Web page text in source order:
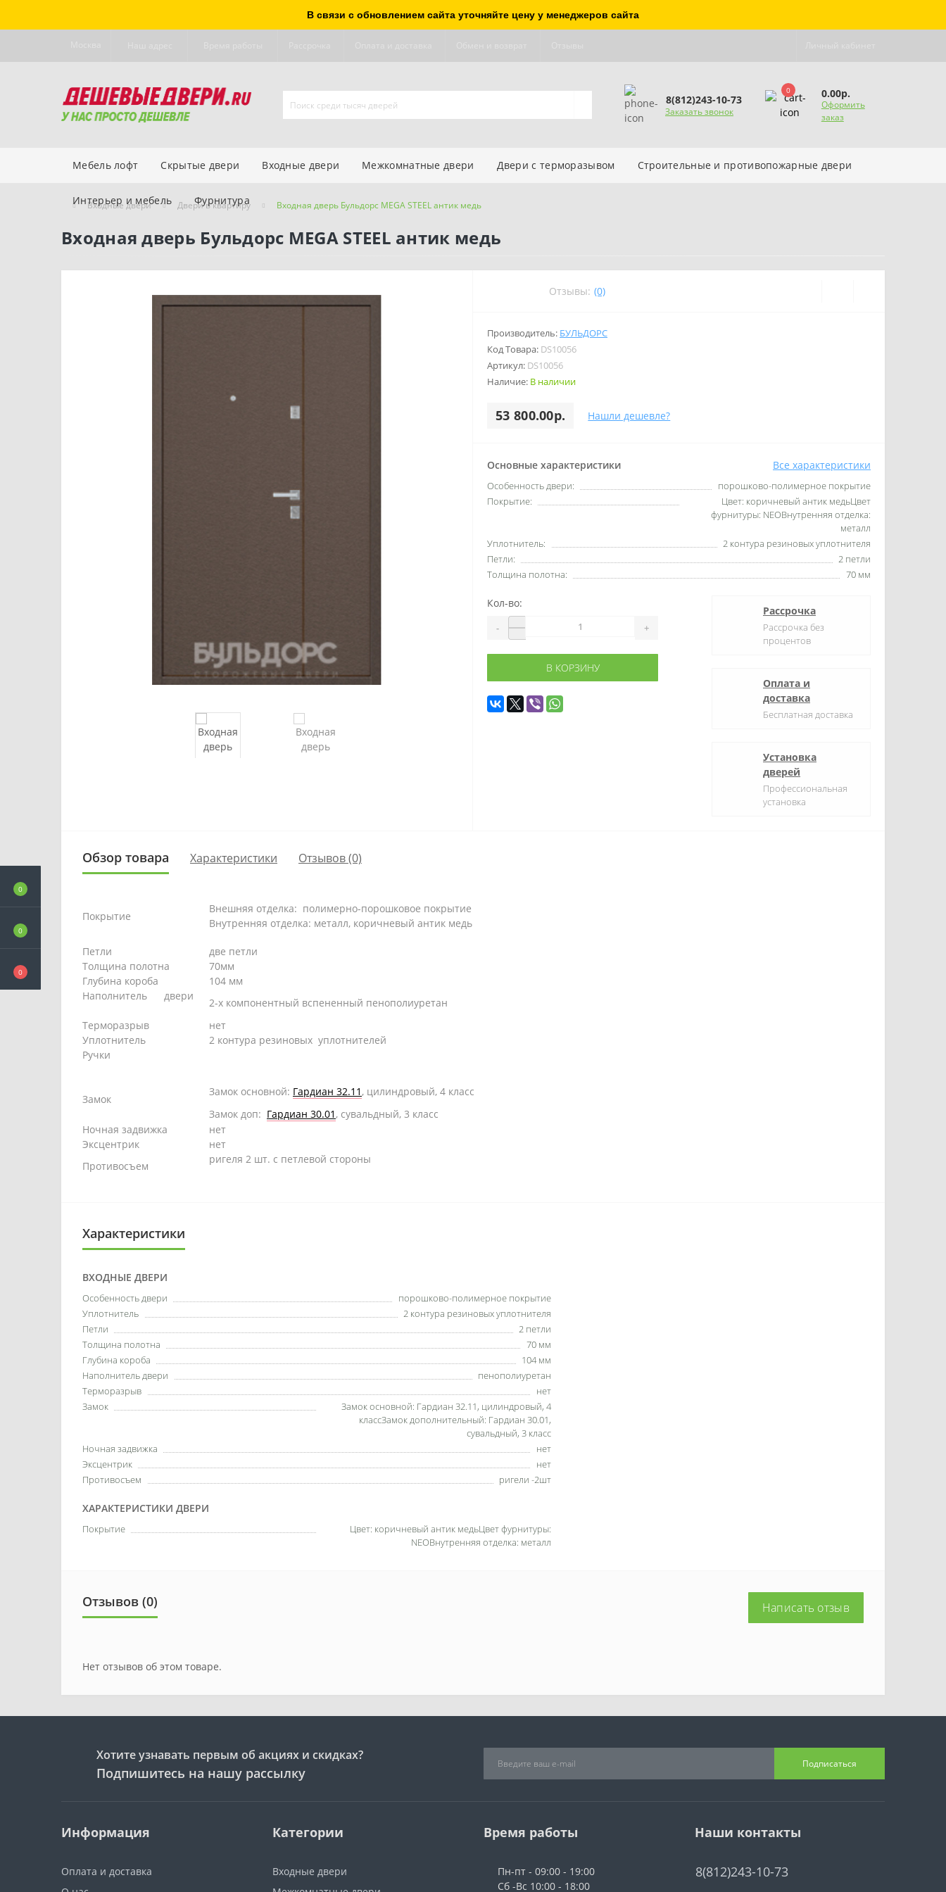
В связи с обновлением сайта уточняйте цену у менеджеров сайта
0
0
0
8(812)243-10-73
Заказать звонок
0 0.00р.
Оформить
заказ
Мебель лофт Скрытые двери Входные двери Межкомнатные двери Двери с терморазывом Строительные и противопожарные двери
Интерьер и мебель Фурнитура
Входные двери Двери в квартиру Входная дверь Бульдорс MEGA STEEL антик медь
Входная дверь Бульдорс MEGA STEEL антик медь
Отзывы: (0)
Производитель: БУЛЬДОРС
Код Товара: DS10056
Артикул: DS10056
Наличие: В наличии
53 800.00р. Нашли дешевле?
Основные характеристики Все характеристики
Особенность двери:
порошково-полимерное покрытие
Покрытие:
Цвет: коричневый антик медьЦвет
фурнитуры: NEOВнутренняя отделка:
металл
Уплотнитель:
2 контура резиновых уплотнителя
Петли:
2 петли
Толщина полотна:
70 мм
Кол-во:
- +
В КОРЗИНУ
Рассрочка
Рассрочка без
процентов
Оплата и
доставка
Бесплатная доставка
Установка
дверей
Профессиональная
установка
Обзор товара Характеристики Отзывов (0)
Покрытие
Внешняя отделка: полимерно-порошковое покрытие
Внутренняя отделка: металл, коричневый антик медь
Петли
две петли
Толщина полотна
70мм
Глубина короба
104 мм
Наполнитель двери
2-х компонентный вспененный пенополиуретан
Терморазрыв
нет
Уплотнитель
2 контура резиновых уплотнителей
Ручки
Замок
Замок основной: Гардиан 32.11 , цилиндровый, 4 класс
Замок доп: Гардиан 30.01 , сувальдный, 3 класс
Ночная задвижка
нет
Эксцентрик
нет
Противосъем
ригеля 2 шт. с петлевой стороны
Характеристики
ВХОДНЫЕ ДВЕРИ
Особенность двери
порошково-полимерное покрытие
Уплотнитель
2 контура резиновых уплотнителя
Петли
2 петли
Толщина полотна
70 мм
Глубина короба
104 мм
Наполнитель двери
пенополиуретан
Терморазрыв
нет
Замок
Замок основной: Гардиан 32.11, цилиндровый, 4
классЗамок дополнительный: Гардиан 30.01,
сувальдный, 3 класс
Ночная задвижка
нет
Эксцентрик
нет
Противосъем
ригели -2шт
ХАРАКТЕРИСТИКИ ДВЕРИ
Покрытие
Цвет: коричневый антик медьЦвет фурнитуры:
NEOВнутренняя отделка: металл
Отзывов (0) Написать отзыв
Нет отзывов об этом товаре.
Хотите узнавать первым об акциях и скидках?
Подпишитесь на нашу рассылку
Подписаться
Информация
Оплата и доставка
Категории
Входные двери
Время работы
Пн-пт - 09:00 - 19:00
Сб -Вс 10:00 - 18:00
Наши контакты
8(812)243-10-73